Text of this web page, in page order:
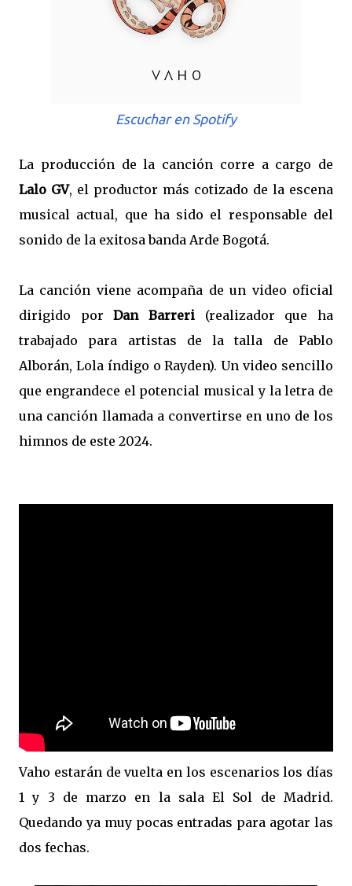
Escuchar en Spotify
La producción de la canción corre a cargo de
Lalo GV, el productor más cotizado de la escena
musical actual, que ha sido el responsable del
sonido de la exitosa banda Arde Bogotá.
La canción viene acompaña de un video oficial
dirigido porDan Barreri (realizador que ha
trabajado para artistas de la talla de Pablo
Alborán, Lola índigo o Rayden). Un video sencillo
que engrandece el potencial musical y la letra de
una canción llamada a convertirse en uno de los
himnos de este 2024.
Vaho estarán de vuelta en los escenarios los días
1 y 3 de marzo en la sala El Sol de Madrid.
Quedando ya muy pocas entradas para agotar las
dos fechas.